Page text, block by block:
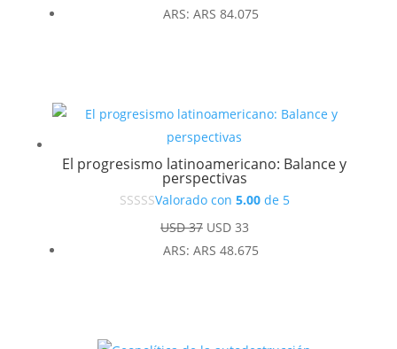
ARS: ARS 84.075
El progresismo latinoamericano: Balance y
perspectivas
Valorado con 5.00de 5
USD37 El
precio
USD33El
precio
ARS: ARS 48.675